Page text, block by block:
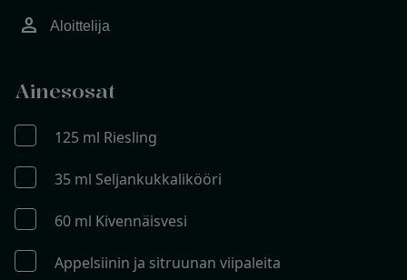
person Aloittelija
Ainesosat
125 ml Riesling
35 ml Seljankukkalikööri
60 ml Kivennäisvesi
Appelsiinin ja sitruunan viipaleita